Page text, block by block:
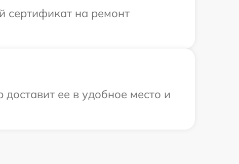
сертификат на ремонт
ее в удобное место и